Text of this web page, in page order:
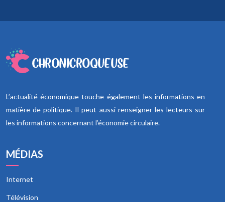
L’actualité économique touche également les informations en
matière de politique. Il peut aussi renseigner les lecteurs sur
les informations concernant l’économie circulaire.
MÉDIAS
Internet
Télévision